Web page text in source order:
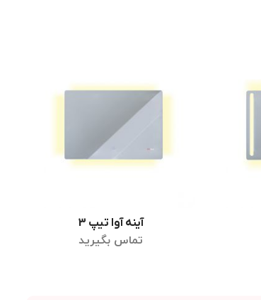
اطلاعات بیشتر
آینه آوا تیپ 3
تماس بگیرید